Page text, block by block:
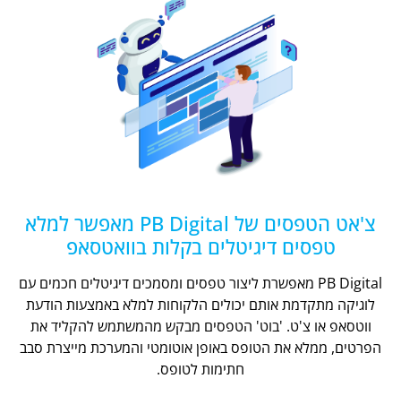
צ'אט הטפסים של PB Digital מאפשר למלא
טפסים דיגיטלים בקלות בוואטסאפ
PB Digital מאפשרת ליצור טפסים ומסמכים דיגיטלים חכמים עם
לוגיקה מתקדמת אותם יכולים הלקוחות למלא באמצעות הודעת
ווטסאפ או צ'ט. 'בוט' הטפסים מבקש מהמשתמש להקליד את
הפרטים, ממלא את הטופס באופן אוטומטי והמערכת מייצרת סבב
חתימות לטופס.